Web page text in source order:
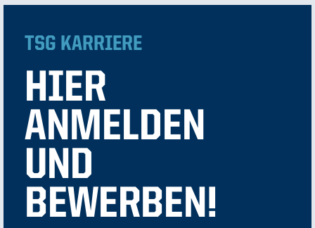
TSG KARRIERE
HIER
ANMELDEN
UND
BEWERBEN!